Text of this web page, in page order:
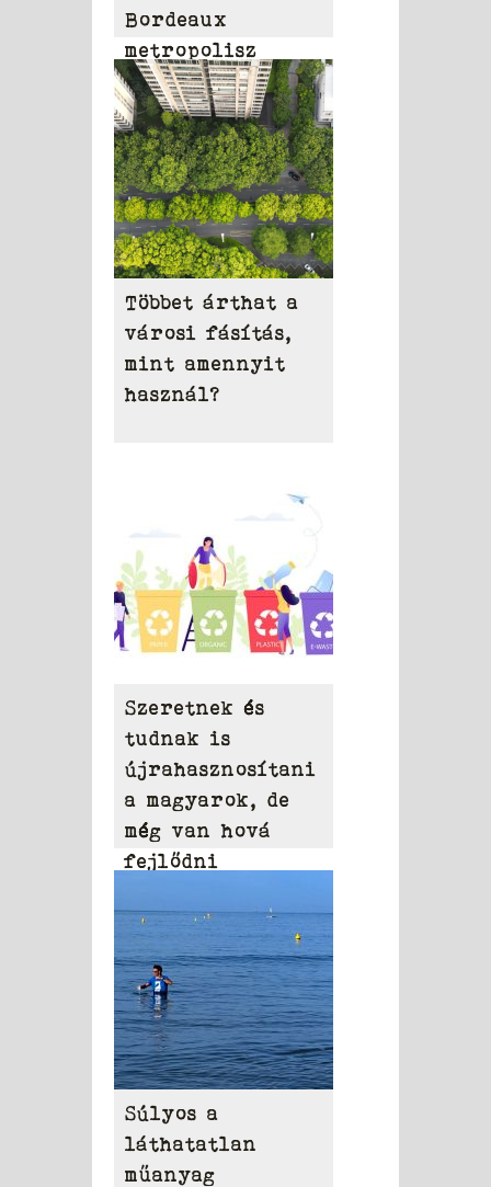
Bordeaux
metropolisz
területén
Többet árthat a
városi fásítás,
mint amennyit
használ?
Szeretnek és
tudnak is
újrahasznosítani
a magyarok, de
még van hová
fejlődni
Súlyos a
láthatatlan
műanyag